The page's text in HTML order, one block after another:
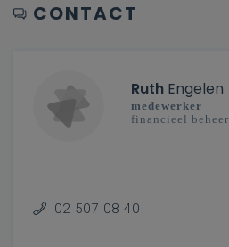
CONTACT
Ruth Engelen
medewerker
financieel beheer
02 507 08 40